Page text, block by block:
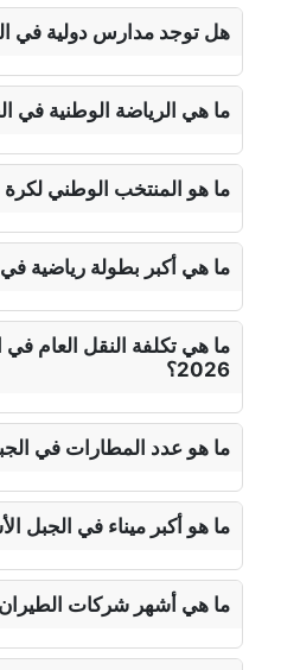
هل توجد مدارس دولية في
ما هي الرياضة الوطنية في
ما هو المنتخب الوطني
ما هي أكبر بطولة رياضية
ما هي تكلفة النقل العام
2026؟
ما هو عدد المطارات في الجبل
ما هو أكبر ميناء في الجبل
ما هي أشهر شركات